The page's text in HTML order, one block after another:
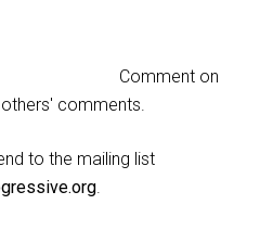
Comment on
comments.
to the mailing list
.